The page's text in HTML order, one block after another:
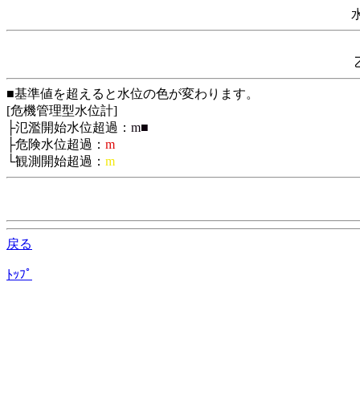
■基準値を超えると水位の色が変わります。
[危機管理型水位計]
├氾濫開始水位超過： m■
├危険水位超過： m
└観測開始超過： m
戻る
ﾄｯﾌﾟ